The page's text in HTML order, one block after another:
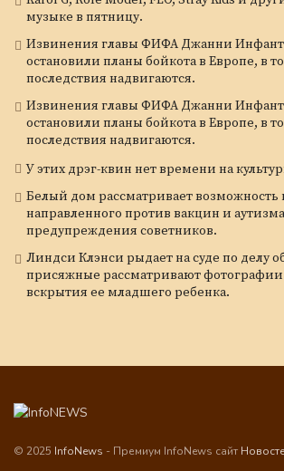
музыке в пятницу.
Извинения главы ФИФА Джанни
остановили планы бойкота в Европе, в
последствия надвигаются.
Извинения главы ФИФА Джанни
остановили планы бойкота в Европе, в
последствия надвигаются.
У этих дрэг-квин нет времени на
Белый дом рассматривает возможность
направленного против вакцин и
предупреждения советников.
Линдси Клэнси рыдает на суде по делу
присяжные рассматривают фотографии
вскрытия ее младшего ребенка.
© 2025 InfoNews - Премиум InfoNews сайт